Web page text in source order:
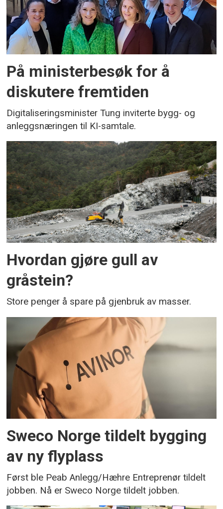
På ministerbesøk for å
diskutere fremtiden
Digitaliseringsminister Tung inviterte bygg- og
anleggsnæringen til KI-samtale.
Hvordan gjøre gull av
gråstein?
Store penger å spare på gjenbruk av masser.
Sweco Norge tildelt bygging
av ny flyplass
Først ble Peab Anlegg/Hæhre Entreprenør tildelt
jobben. Nå er Sweco Norge tildelt jobben.